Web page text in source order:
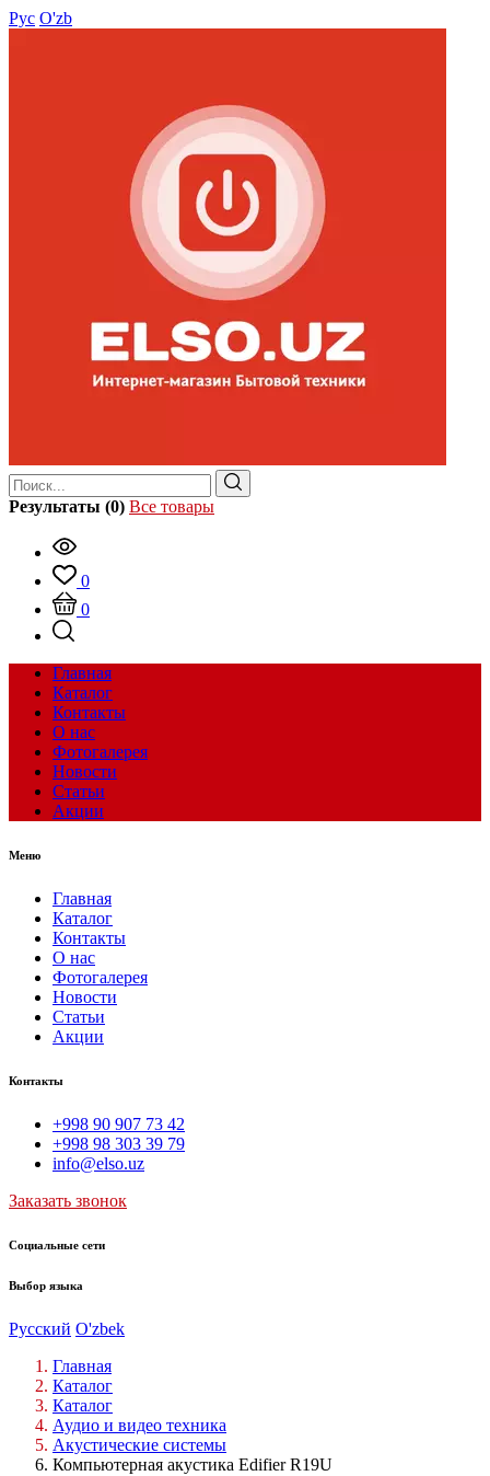
Рус O'zb
Результаты (0) Все товары
0
0
Главная
Каталог
Контакты
О нас
Фотогалерея
Новости
Статьи
Акции
Меню
Главная
Каталог
Контакты
О нас
Фотогалерея
Новости
Статьи
Акции
Контакты
+998 90 907 73 42
+998 98 303 39 79
info@elso.uz
Заказать звонок
Социальные сети
Выбор языка
Русский O'zbek
Главная
Каталог
Каталог
Аудио и видео техника
Акустические системы
Компьютерная акустика Edifier R19U